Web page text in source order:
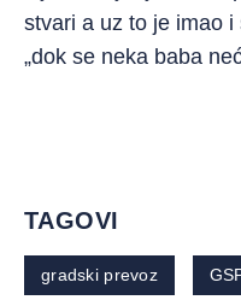
stvari a uz to je imao
„dok se neka baba
TAGOVI
gradski prevoz